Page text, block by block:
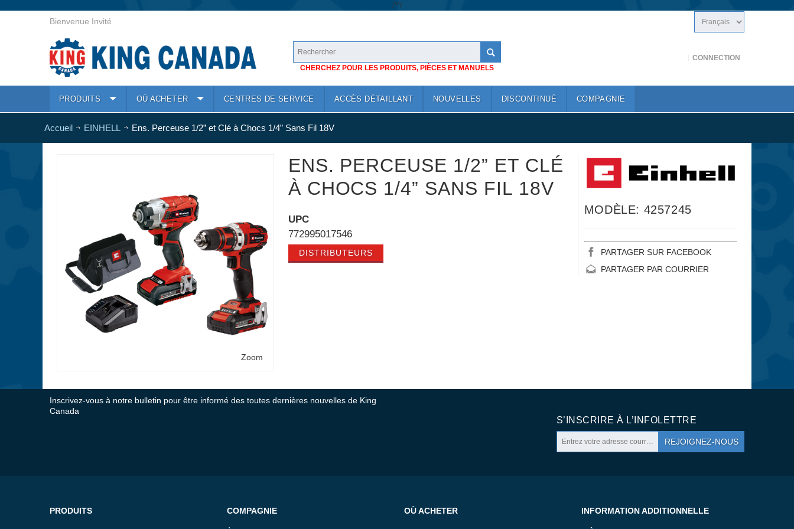
/**/
Bienvenue Invité
CHERCHEZ POUR LES PRODUITS, PIÈCES ET MANUELS
CONNECTION
PRODUITS OÙ ACHETER CENTRES DE SERVICE ACCÈS DÉTAILLANT NOUVELLES DISCONTINUÉ COMPAGNIE
Accueil EINHELL Ens. Perceuse 1/2” et Clé à Chocs 1/4” Sans Fil 18V
Zoom
ENS. PERCEUSE 1/2” ET CLÉ
À CHOCS 1/4” SANS FIL 18V
UPC
772995017546
DISTRIBUTEURS
MODÈLE: 4257245
PARTAGER SUR FACEBOOK
PARTAGER PAR COURRIER
Inscrivez-vous à notre bulletin pour être informé des toutes dernières nouvelles de King
Canada
S’INSCRIRE À L’INFOLETTRE
REJOIGNEZ-NOUS
PRODUITS COMPAGNIE OÙ ACHETER INFORMATION ADDITIONNELLE